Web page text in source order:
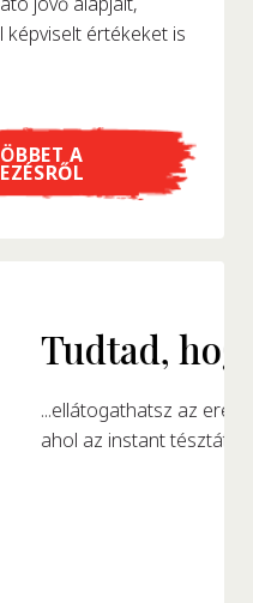
képviselt értékeket is
A
replikájába,